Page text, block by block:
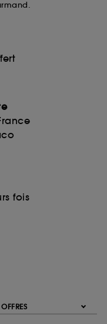
fois
pour les
cookies, cliques
pouvez à tout
Si vous
sur les cookies